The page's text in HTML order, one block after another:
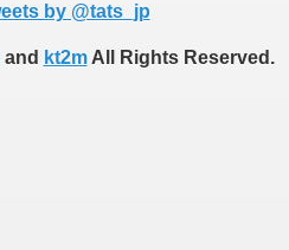
by @tats_jp
and kt2mAll Rights Reserved.